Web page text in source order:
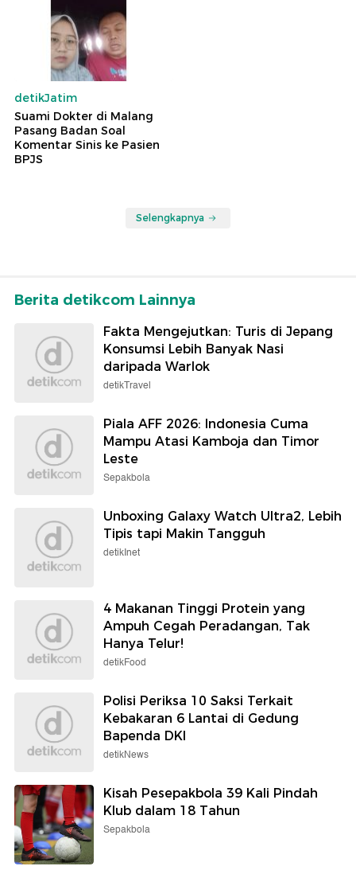
detikJatim
Suami Dokter di Malang
Pasang Badan Soal
Komentar Sinis ke Pasien
BPJS
Selengkapnya
Berita detikcom Lainnya
Fakta Mengejutkan: Turis di Jepang
Konsumsi Lebih Banyak Nasi
daripada Warlok
detikTravel
Piala AFF 2026: Indonesia Cuma
Mampu Atasi Kamboja dan Timor
Leste
Sepakbola
Unboxing Galaxy Watch Ultra2, Lebih
Tipis tapi Makin Tangguh
detikInet
4 Makanan Tinggi Protein yang
Ampuh Cegah Peradangan, Tak
Hanya Telur!
detikFood
Polisi Periksa 10 Saksi Terkait
Kebakaran 6 Lantai di Gedung
Bapenda DKI
detikNews
Kisah Pesepakbola 39 Kali Pindah
Klub dalam 18 Tahun
Sepakbola